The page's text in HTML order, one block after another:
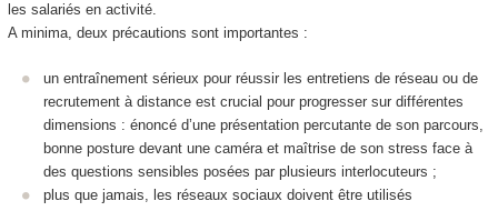
les salariés en activité.
A minima, deux précautions sont importantes :
un entraînement sérieux pour réussir les entretiens de réseau ou de
recrutement à distance est crucial pour progresser sur différentes
dimensions : énoncé d’une présentation percutante de son parcours,
bonne posture devant une caméra et maîtrise de son stress face à
des questions sensibles posées par plusieurs interlocuteurs ;
plus que jamais, les réseaux sociaux doivent être utilisés